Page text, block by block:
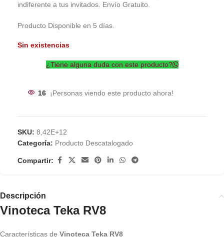
indiferente a tus invitados. Envío Gratuito.
Producto Disponible en 5 días.
Sin existencias
¿Tiene alguna duda con este producto?
16 ¡Personas viendo este producto ahora!
SKU: 8,42E+12
Categoría: Producto Descatalogado
Compartir:
Descripción
Vinoteca Teka RV8
Características de Vinoteca Teka RV8